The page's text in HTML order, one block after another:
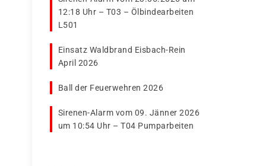
12:18 Uhr – T03 – Ölbindearbeiten
L501
Einsatz Waldbrand Eisbach-Rein
April 2026
Ball der Feuerwehren 2026
Sirenen-Alarm vom 09. Jänner 2026
um 10:54 Uhr – T04 Pumparbeiten